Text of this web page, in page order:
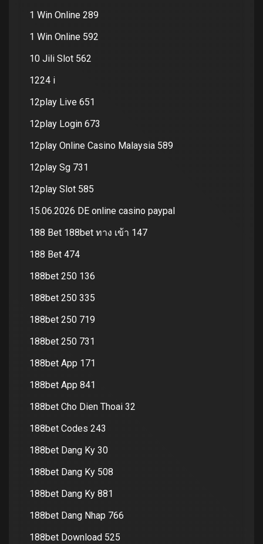
1 Win Online 289
1 Win Online 592
10 Jili Slot 562
1224 i
12play Live 651
12play Login 673
12play Online Casino Malaysia 589
12play Sg 731
12play Slot 585
15.06.2026 DE online casino paypal
188 Bet 188bet ทาง เข้า 147
188 Bet 474
188bet 250 136
188bet 250 335
188bet 250 719
188bet 250 731
188bet App 171
188bet App 841
188bet Cho Dien Thoai 32
188bet Codes 243
188bet Dang Ky 30
188bet Dang Ky 508
188bet Dang Ky 881
188bet Dang Nhap 766
188bet Download 525